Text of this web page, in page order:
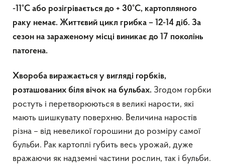
-11°C або розігрівається до + 30°C, картопляного
раку немає. Життєвий цикл грибка – 12-14 діб. За
сезон на зараженому місці виникає до 17 поколінь
патогена.
Хвороба виражається у вигляді горбків,
розташованих біля вічок на бульбах. Згодом горбки
ростуть і перетворюються в великі нарости, які
мають шишкувату поверхню. Величина наростів
різна – від невеликої горошини до розміру самої
бульби. Рак картоплі губить весь урожай, дуже
вражаючи як надземні частини рослин, так і бульби.